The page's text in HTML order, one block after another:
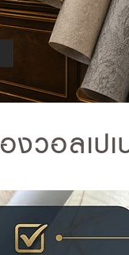
งวอลเป